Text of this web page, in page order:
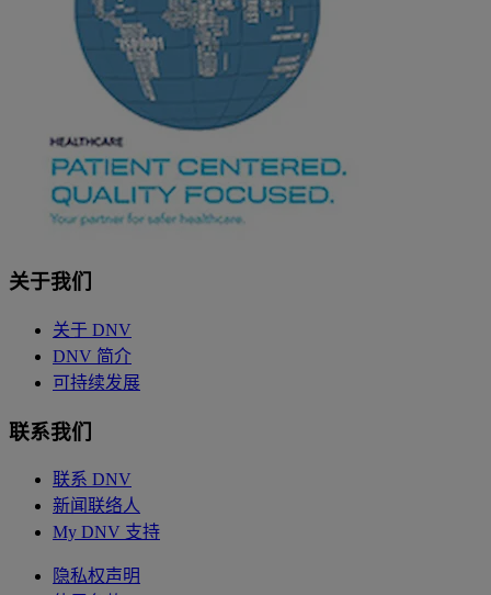
关于我们
关于 DNV
DNV 简介
可持续发展
联系我们
联系 DNV
新闻联络人
My DNV 支持
隐私权声明